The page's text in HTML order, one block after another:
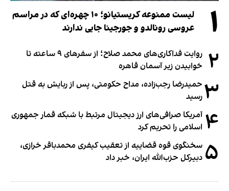
۱
لیست ممنوعه کریستیانو؛ ۱۰ چهره‌ای که در مراسم
عروسی رونالدو و جورجینا جایی ندارند
۲
روایت فداکاری‌های محمد صلاح؛ از سفرهای ۹ ساعته تا
خوابیدن زیر آسمان قاهره
۳ حمیدرضا رجب‌زاده، مداح حکومتی، پس از ربایش به قتل
رسید
۴ آمریکا صرافی‌های ارز دیجیتال مرتبط با شبکه قمار جمهوری
اسلامی را تحریم کرد
۵ سخنگوی قوه قضاییه از تعقیب کیفری محمدباقر خرازی،
دبیر‌کل حزب‌الله ایران، خبر داد